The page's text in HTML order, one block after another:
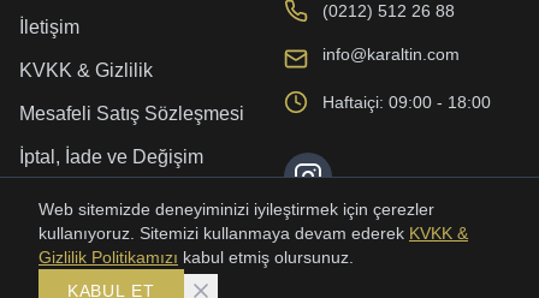
İletişim
KVKK & Gizlilik
Mesafeli Satış Sözleşmesi
İptal, İade ve Değişim
Kargo ve Teslimat
(0212) 512 26 88
info@karaltin.com
Haftaiçi: 09:00 - 18:00
Web sitemizde deneyiminizi iyileştirmek için çerezler
kullanıyoruz. Sitemizi kullanmaya devam ederek KVKK &
Gizlilik Politikamızı kabul etmiş olursunuz.
KABUL ET